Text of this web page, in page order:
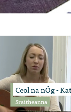
Ceol na nÓg -
Sraitheanna